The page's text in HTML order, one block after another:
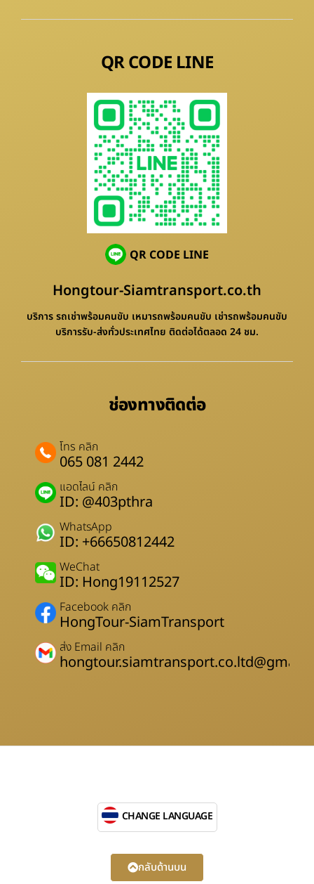
QR CODE LINE
QR CODE LINE
Hongtour-Siamtransport.co.th
บริการ รถเช่าพร้อมคนขับ เหมารถพร้อมคนขับ เช่ารถพร้อมคนขับ
บริการรับ-ส่งทั่วประเทศไทย ติดต่อได้ตลอด 24 ชม.
ช่องทางติดต่อ
โทร คลิก
065 081 2442
แอดไลน์ คลิก
ID: @403pthra
WhatsApp
ID: +66650812442
WeChat
ID: Hong19112527
Facebook คลิก
HongTour-SiamTransport
ส่ง Email คลิก
CHANGE LANGUAGE
กลับด้านบน